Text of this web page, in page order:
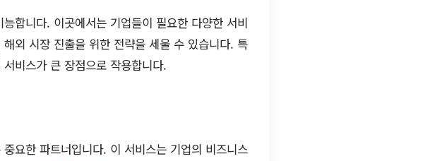
합니다. 이곳에서는 기업들이 필요한 다양한 서비
해외 시장 진출을 위한 전략을 세울 수 있습니다. 특
비스가 큰 장점으로 작용합니다.
요한 파트너입니다. 이 서비스는 기업의 비즈니스